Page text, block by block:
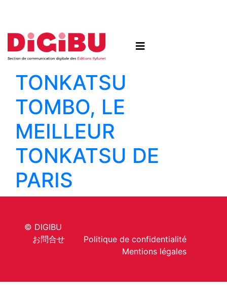
TONKATSU
TOMBO, LE
MEILLEUR
TONKATSU DE
PARIS
© DIGIBU
お問合せ
Politique de confidentialité
Mentions légales